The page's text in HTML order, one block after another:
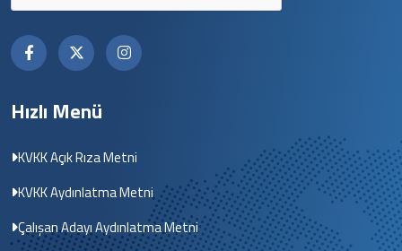
Hızlı Menü
KVKK Açık Rıza Metni
KVKK Aydınlatma Metni
Çalışan Adayı Aydınlatma Metni